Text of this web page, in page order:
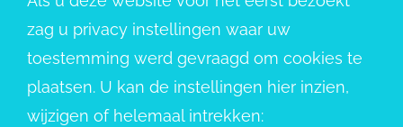
zag u privacy instellingen waar uw
toestemming werd gevraagd om cookies te
plaatsen. U kan de instellingen hier inzien,
wijzigen of helemaal intrekken: